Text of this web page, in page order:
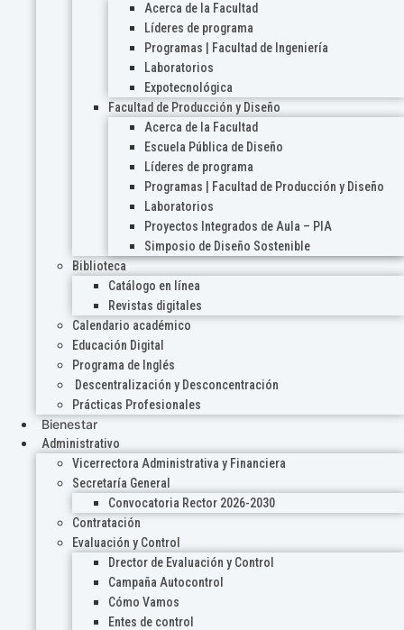
Acerca de la Facultad
Líderes de programa
Programas | Facultad de Ingeniería
Laboratorios
Expotecnológica
Facultad de Producción y Diseño
Acerca de la Facultad
Escuela Pública de Diseño
Líderes de programa
Programas | Facultad de Producción y Diseño
Laboratorios
Proyectos Integrados de Aula – PIA
Simposio de Diseño Sostenible
Biblioteca
Catálogo en línea
Revistas digitales
Calendario académico
Educación Digital
Programa de Inglés
Descentralización y Desconcentración
Prácticas Profesionales
Bienestar
Administrativo
Vicerrectora Administrativa y Financiera
Secretaría General
Convocatoria Rector 2026-2030
Contratación
Evaluación y Control
Drector de Evaluación y Control
Campaña Autocontrol
Cómo Vamos
Entes de control